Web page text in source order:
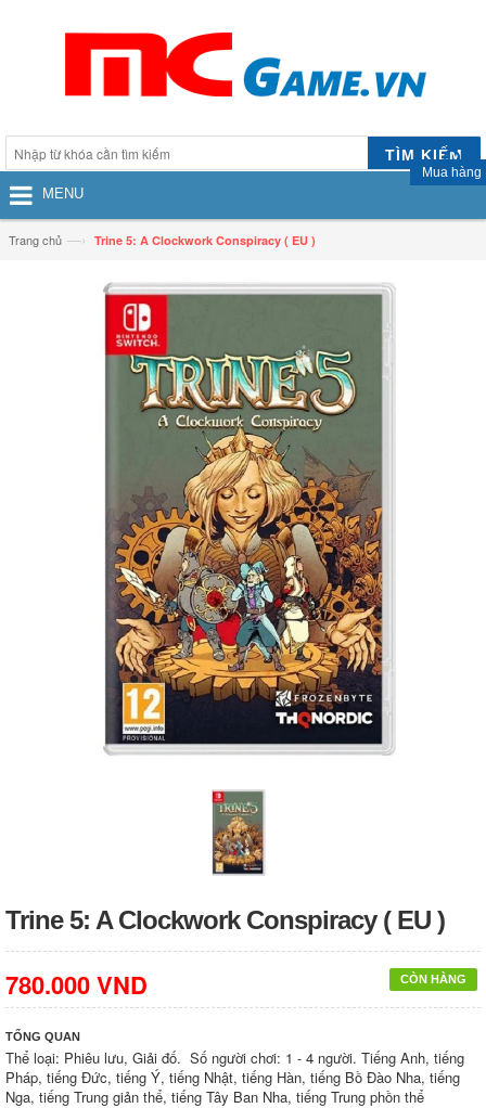
TÌM KIẾM
Mua hàng
MENU
Trang chủ —› Trine 5: A Clockwork Conspiracy ( EU )
Trine 5: A Clockwork Conspiracy ( EU )
CÒN HÀNG
780.000 VND
TỔNG QUAN
Thể loại: Phiêu lưu, Giải đố. Số người chơi: 1 - 4 người. Tiếng Anh, tiếng
Pháp, tiếng Đức, tiếng Ý, tiếng Nhật, tiếng Hàn, tiếng Bồ Đào Nha, tiếng
Nga, tiếng Trung giản thể, tiếng Tây Ban Nha, tiếng Trung phồn thể